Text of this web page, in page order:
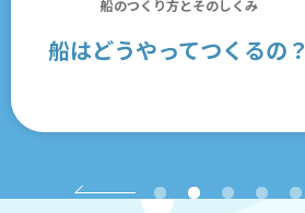
船のつくり方とそのしくみ
船はどうやってつくるの？